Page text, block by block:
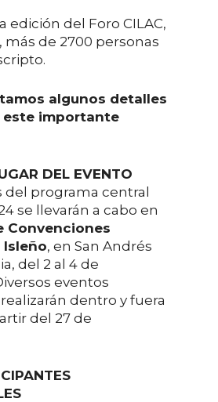
edición del Foro CILAC,
más de 2700 personas
algunos detalles
este importante
DEL EVENTO
del programa central
se llevarán a cabo en
Convenciones
Isleño, en San Andrés
del 2 al 4 de
eventos
dentro y fuera
del 27 de